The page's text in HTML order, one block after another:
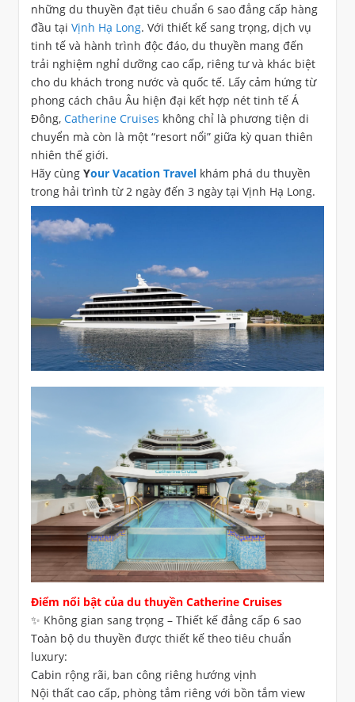
những du thuyền đạt tiêu chuẩn 6 sao đẳng cấp hàng
đầu tại Vịnh Hạ Long. Với thiết kế sang trọng, dịch vụ
tinh tế và hành trình độc đáo, du thuyền mang đến
trải nghiệm nghỉ dưỡng cao cấp, riêng tư và khác biệt
cho du khách trong nước và quốc tế. Lấy cảm hứng từ
phong cách châu Âu hiện đại kết hợp nét tinh tế Á
Đông, Catherine Cruises không chỉ là phương tiện di
chuyển mà còn là một “resort nổi” giữa kỳ quan thiên
nhiên thế giới.
Hãy cùng Your Vacation Travel khám phá du thuyền
trong hải trình từ 2 ngày đến 3 ngày tại Vịnh Hạ Long.
Điểm nổi bật của du thuyền Catherine Cruises
✨ Không gian sang trọng – Thiết kế đẳng cấp 6 sao
Toàn bộ du thuyền được thiết kế theo tiêu chuẩn
luxury:
Cabin rộng rãi, ban công riêng hướng vịnh
Nội thất cao cấp, phòng tắm riêng với bồn tắm view